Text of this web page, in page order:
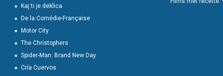
Kaj ti je deklica
De la Comédie-Française
Motor City
The Christophers
Spider-Man: Brand New Day
Cría Cuervos